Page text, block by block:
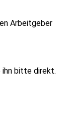
Arbeitgeber
ihn bitte direkt.